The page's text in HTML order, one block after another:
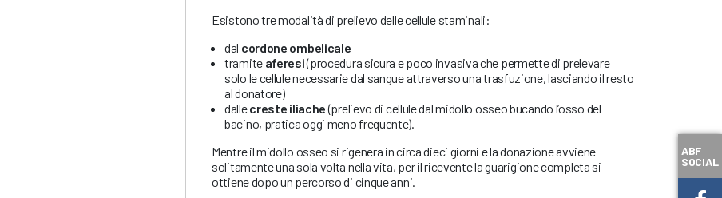
Esistono tre modalità di prelievo delle cellule staminali:
dal cordone ombelicale
tramite aferesi(procedura sicura e poco invasiva che permette di prelevare
solo le cellule necessarie dal sangue attraverso una trasfuzione, lasciando il resto
al donatore)
dallecreste iliache(prelievo di cellule dal midollo osseo bucando l’osso del
bacino, pratica oggi meno frequente).
Mentre il midollo osseo si rigenera in circa dieci giorni e la donazione avviene
solitamente una sola volta nella vita, per il ricevente la guarigione completa si
ottiene dopo un percorso di cinque anni.
ABF
SOCIAL